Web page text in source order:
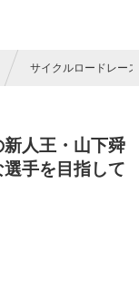
サイクルロードレース
新人王・山下舜
手を目指して